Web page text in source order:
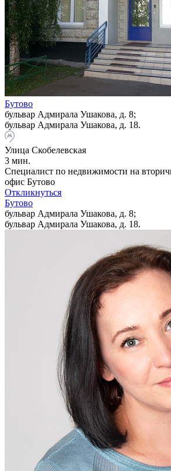
Бутово
бульвар Адмирала Ушакова, д. 8;
бульвар Адмирала Ушакова, д. 18.
Улица Скобелевская
3 мин.
Специалист по недвижимости на
офис Бутово
Откликнуться
Бутово
бульвар Адмирала Ушакова, д. 8;
бульвар Адмирала Ушакова, д. 18.